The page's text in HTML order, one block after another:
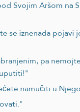
Svojim Aršom
se iznenada
pa
namučiti u